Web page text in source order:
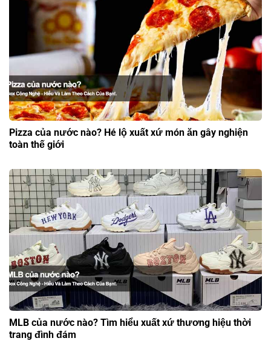
Pizza của nước nào? Hé lộ xuất xứ món ăn gây nghiện
toàn thế giới
MLB của nước nào? Tìm hiểu xuất xứ thương hiệu thời
trang đình đám